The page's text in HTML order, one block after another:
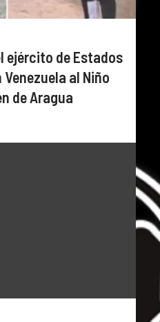
ejército de Estados
al Niño
de Aragua